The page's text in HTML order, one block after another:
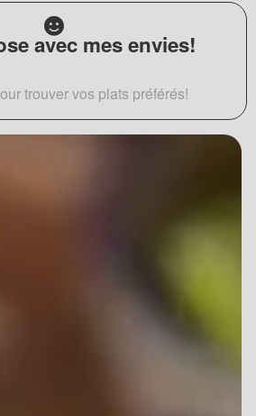
avec mes envies!
trouver vos plats préférés!